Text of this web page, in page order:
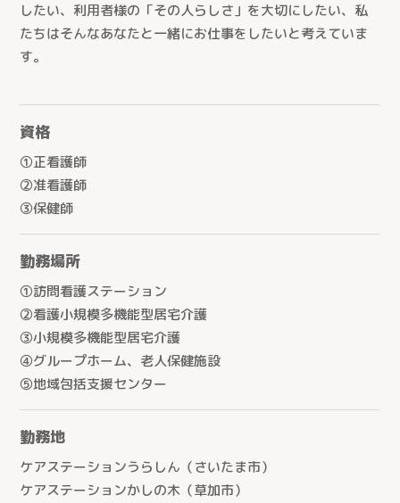
したい、利用者様の「その人らしさ」を大切にしたい、私
たちはそんなあなたと一緒にお仕事をしたいと考えていま
す。
資格
①正看護師
②准看護師
③保健師
勤務場所
①訪問看護ステーション
②看護小規模多機能型居宅介護
③小規模多機能型居宅介護
④グループホーム、老人保健施設
⑤地域包括支援センター
勤務地
ケアステーションうらしん（さいたま市）
ケアステーションかしの木（草加市）